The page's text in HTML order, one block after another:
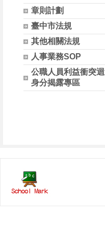
章則計劃
臺中市法規
其他相關法規
人事業務SOP
公職人員利益衝突
身分揭露專區